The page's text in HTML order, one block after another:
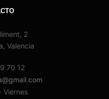
2
Valencia
70 12
Viernes